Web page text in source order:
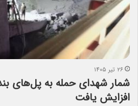
۲۶ تیر ۱۴۰۵
افزایش یافت